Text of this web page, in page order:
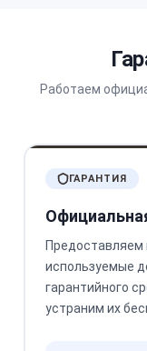
Работаем
ГАРАНТИЯ
Предоставляем
используемые
гарантийного
устраним их